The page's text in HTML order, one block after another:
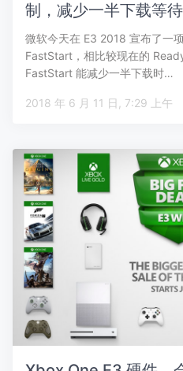
制，减少一半下载等
微软今天在 E3 2018 宣布了一
FastStart，相比较现在的
FastStart 能减少一半下载时…
2018 年 6 月 11 日, 7:29 上午